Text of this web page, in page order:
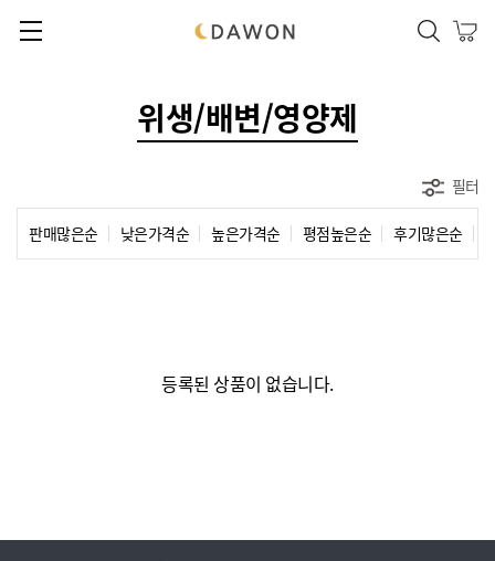
위생/배변/영양제
필터
판매많은순 낮은가격순 높은가격순 평점높은순 후기많은순
등록된 상품이 없습니다.